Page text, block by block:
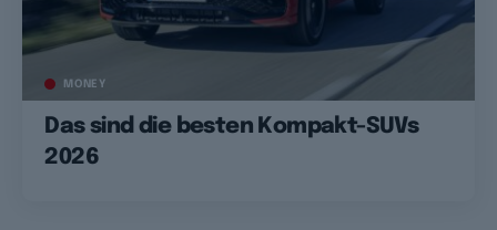
MONEY
Das sind die besten Kompakt-SUVs
2026